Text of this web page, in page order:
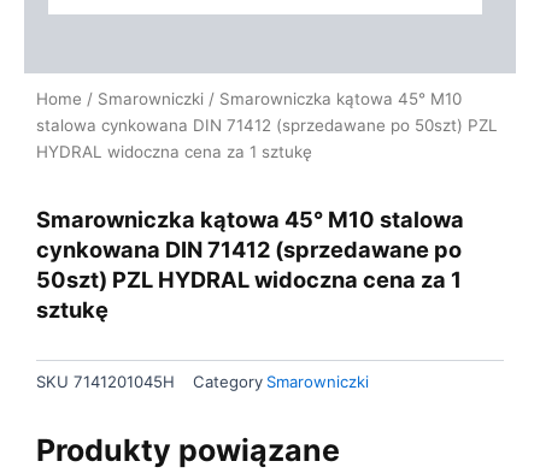
Home / Smarowniczki / Smarowniczka kątowa 45° M10
stalowa cynkowana DIN 71412 (sprzedawane po 50szt) PZL
HYDRAL widoczna cena za 1 sztukę
Smarowniczka kątowa 45° M10 stalowa
cynkowana DIN 71412 (sprzedawane po
50szt) PZL HYDRAL widoczna cena za 1
sztukę
SKU 7141201045H Category Smarowniczki
Produkty powiązane